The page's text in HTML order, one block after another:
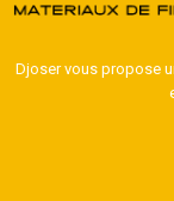
Djoser vous propose